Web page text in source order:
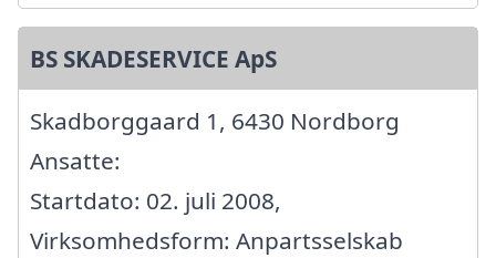
BS SKADESERVICE ApS
Skadborggaard 1, 6430 Nordborg
Ansatte:
Startdato: 02. juli 2008,
Virksomhedsform: Anpartsselskab